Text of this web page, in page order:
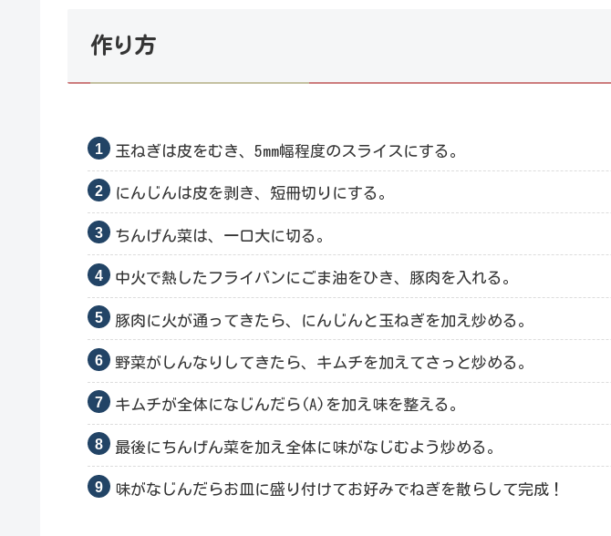
作り方
玉ねぎは皮をむき、5mm幅程度のスライスにする。
にんじんは皮を剥き、短冊切りにする。
ちんげん菜は、一口大に切る。
中火で熱したフライパンにごま油をひき、豚肉を入れる。
豚肉に火が通ってきたら、にんじんと玉ねぎを加え炒める。
野菜がしんなりしてきたら、キムチを加えてさっと炒める。
キムチが全体になじんだら(A)を加え味を整える。
最後にちんげん菜を加え全体に味がなじむよう炒める。
味がなじんだらお皿に盛り付けてお好みでねぎを散らして完成！